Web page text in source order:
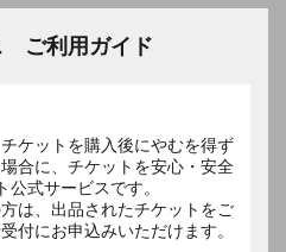
ご利用ガイド
ケットを購入後にやむを得ず
合に、チケットを安心・安全
公式サービスです。
は、出品されたチケットをご
付にお申込みいただけます。